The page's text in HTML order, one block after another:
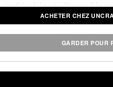
gaufrier liégeois. Disponible
gluten. Vendu
ACHETER CHEZ
GARDER POUR